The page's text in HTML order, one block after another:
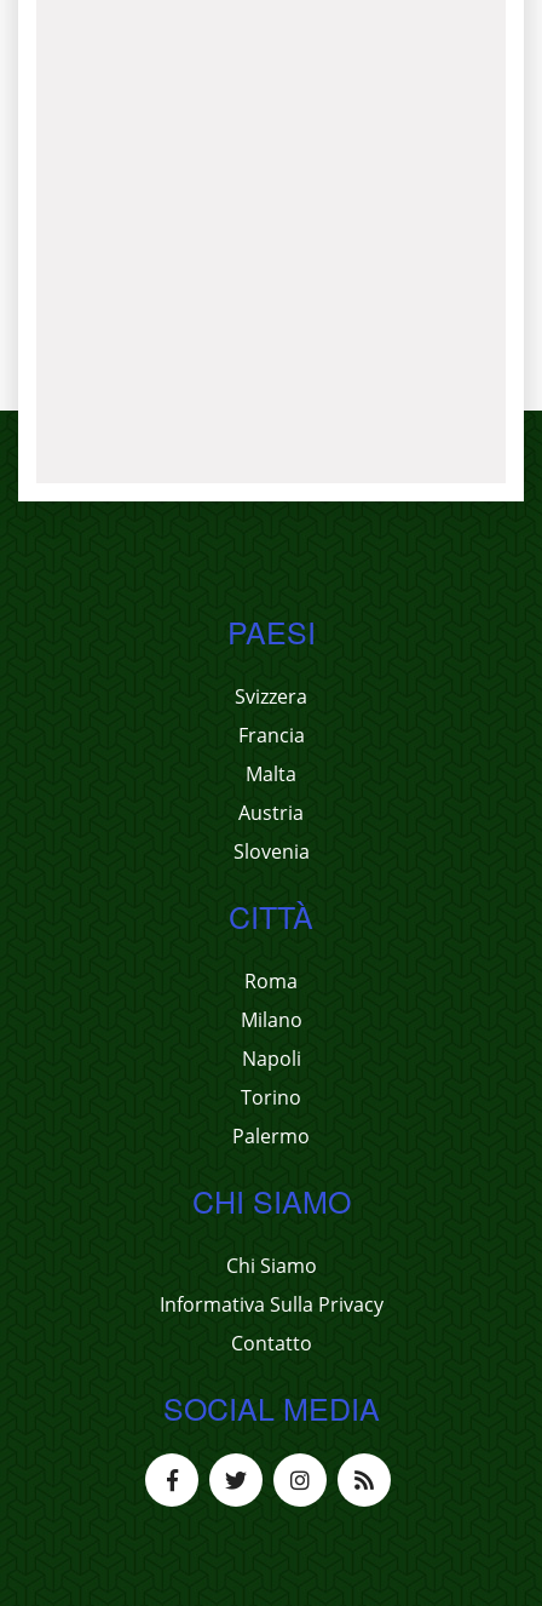
PAESI
Svizzera
Francia
Malta
Austria
Slovenia
CITTÀ
Roma
Milano
Napoli
Torino
Palermo
CHI SIAMO
Chi Siamo
Informativa Sulla Privacy
Contatto
SOCIAL MEDIA